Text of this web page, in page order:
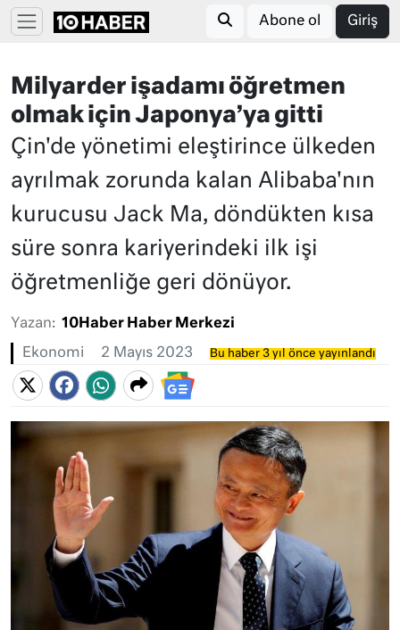
Abone ol Giriş
Milyarder işadamı öğretmen
olmak için Japonya’ya gitti
Çin'de yönetimi eleştirince ülkeden
ayrılmak zorunda kalan Alibaba'nın
kurucusu Jack Ma, döndükten kısa
süre sonra kariyerindeki ilk işi
öğretmenliğe geri dönüyor.
Yazan: 10Haber Haber Merkezi
Ekonomi 2 Mayıs 2023 Bu haber 3 yıl önce yayınlandı